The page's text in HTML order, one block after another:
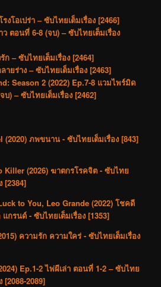
งโอเปร่า – ซับไทยเต็มเรื่อง [2466]
ตอนที่ 6-8 (จบ) – ซับไทยเต็มเรื่อง
– ซับไทยเต็มเรื่อง [2464]
ายร่าง – ซับไทยเต็มเรื่อง [2463]
Season 2 (2022) Ep.7-8 แวมไพร์มิด
) – ซับไทยเต็มเรื่อง [2462]
(2020) ภพขนาน - ซับไทยเต็มเรื่อง [843]
Killer (2026) ฆาตกรโรคจิต - ซับไทย
[2384]
to You, Leo Grande (2022) โชคดี
กรนด์ - ซับไทยเต็มเรื่อง [1353]
ความรัก ความใคร่ - ซับไทยเต็มเรื่อง
Ep.1-2 ไพ่ผีเล่า ตอนที่ 1-2 – ซับไทย
[2088-2089]